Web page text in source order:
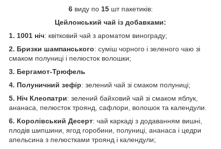
6виду по 15шт пакетиків:
Цейлонський чай із добавками:
1. 1001 ніч: квітковий чай з ароматом винограду;
2. Бризки шампанського: суміш чорного і зеленого чаю зі
смаком полуниці і пелюсток волошки;
3. Бергамот-Трюфель
4. Полуничний зефір: зелений чай зі смаком полуниці;
5. Ніч Клеопатри: зелений байховий чай зі смаком яблук,
ананаса, пелюсток троянд, сафлори, волошок та календули.
6. Королівський Десерт: чай каркаді з додаванням вишні,
плодів шипшини, ягод горобини, полуниці, ананаса і цедри
апельсина з пелюстками троянд і календули;